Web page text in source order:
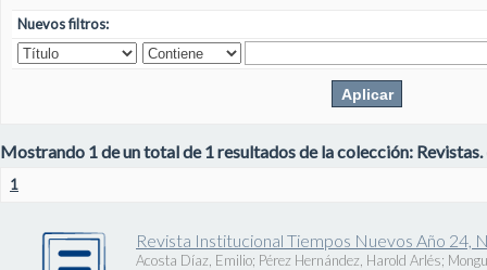
Nuevos filtros:
Mostrando 1 de un total de 1 resultados de la colección: Revistas.
1
Revista Institucional Tiempos Nuevos Año 24,
Acosta Díaz, Emilio; Pérez Hernández, Harold Arlés;